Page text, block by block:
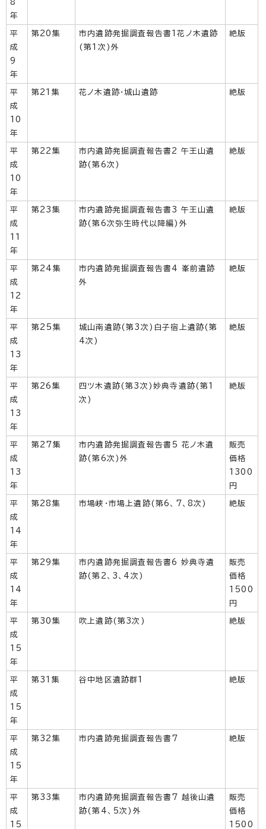
8
年
平
成
9
年
第20集
市内遺跡発掘調査報告書1花ノ木遺跡
(第1次)外
絶版
平
成
10
年
第21集 花ノ木遺跡・城山遺跡 絶版
平
成
10
年
第22集
市内遺跡発掘調査報告書2 午王山遺
跡(第6次)
絶版
平
成
11
年
第23集
市内遺跡発掘調査報告書3 午王山遺
跡(第6次弥生時代以降編)外
絶版
平
成
12
年
第24集
市内遺跡発掘調査報告書4 峯前遺跡
外
絶版
平
成
13
年
第25集
城山南遺跡(第3次)白子宿上遺跡(第
4次)
絶版
平
成
13
年
第26集
四ツ木遺跡(第3次)妙典寺遺跡(第1
次)
絶版
平
成
13
年
第27集
市内遺跡発掘調査報告書5 花ノ木遺
跡(第6次)外
販売
価格
1300
円
平
成
14
年
第28集 市場峡・市場上遺跡(第6、7、8次) 絶版
平
成
14
年
第29集
市内遺跡発掘調査報告書6 妙典寺遺
跡(第2、3、4次)
販売
価格
1500
円
平
成
15
年
第30集 吹上遺跡(第3次) 絶版
平
成
15
年
第31集 谷中地区遺跡群1 絶版
平
成
15
年
第32集 市内遺跡発掘調査報告書7 絶版
平
成
15
第33集
市内遺跡発掘調査報告書7 越後山遺
跡(第4、5次)外
販売
価格
1500